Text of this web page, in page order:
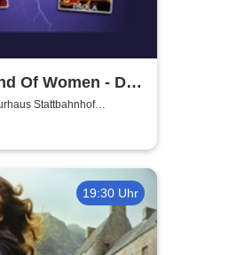
Of Women - Die
Deep
Stattbahnhof
19:30 Uhr